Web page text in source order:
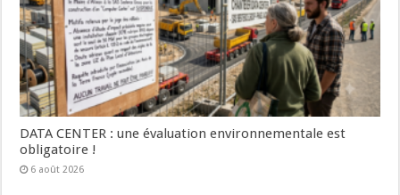
DATA CENTER : une évaluation environnementale est
obligatoire !
6 août 2026